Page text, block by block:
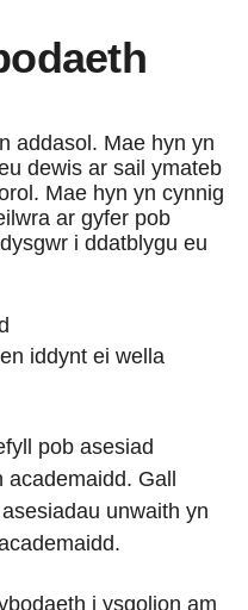
addasol. Mae hyn yn
dewis ar sail ymateb
Mae hyn yn cynnig
ar gyfer pob
i ddatblygu eu
iddynt ei wella
pob asesiad
Gall
unwaith yn
i ysgolion am